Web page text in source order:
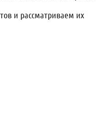
и рассматриваем их